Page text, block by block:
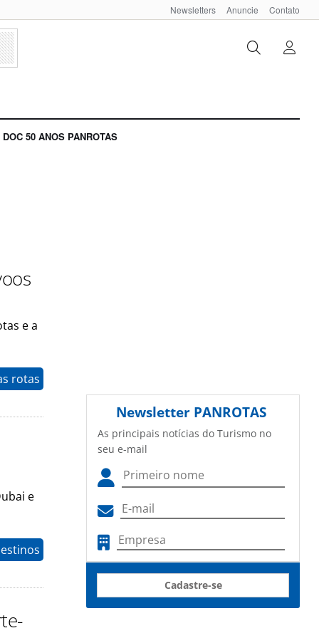
Newsletters Anuncie Contato
DOC 50 ANOS PANROTAS
e a
rotas
e
Newsletter PANROTAS
As principais notícias do Turismo no
seu e-mail
Cadastre-se